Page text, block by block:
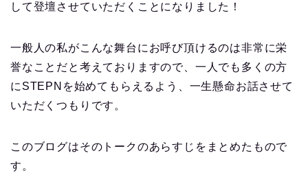
して登壇させていただくことになりました！
一般人の私がこんな舞台にお呼び頂けるのは非常に栄
誉なことだと考えておりますので、一人でも多くの方
にSTEPNを始めてもらえるよう、一生懸命お話させて
いただくつもりです。
このブログはそのトークのあらすじをまとめたもので
す。